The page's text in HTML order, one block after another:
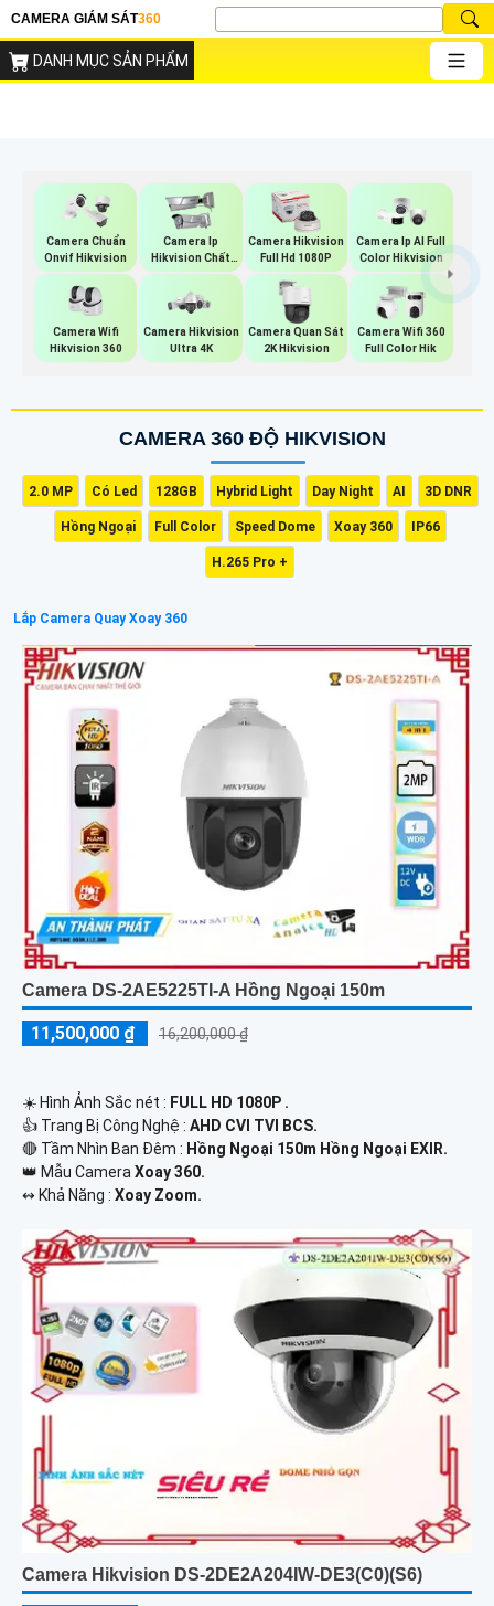
CAMERA GIÁM SÁT360
DANH MỤC SẢN PHẨM
Camera Chuẩn
Onvif Hikvision
Camera Ip
Hikvision Chất
Lượng
Camera Hikvision
Full Hd 1080P
Camera Ip AI Full
Color Hikvision
Camera Wifi
Hikvision 360
Camera Hikvision
Ultra 4K
Camera Quan Sát
2K Hikvision
Camera Wifi 360
Full Color Hik
CAMERA 360 ĐỘ HIKVISION
2.0 MP Có Led 128GB Hybrid Light Day Night AI 3D DNR
Hồng Ngoại Full Color Speed Dome Xoay 360 IP66
H.265 Pro +
Lắp Camera Quay Xoay 360
Camera DS-2AE5225TI-A Hồng Ngoại 150m
11,500,000 ₫ 16,200,000 ₫
☀️ Hình Ảnh Sắc nét : FULL HD 1080P .
👍 Trang Bị Công Nghệ : AHD CVI TVI BCS.
🔴 Tầm Nhìn Ban Đêm : Hồng Ngoại 150m Hồng Ngoại EXIR.
👑 Mẫu CameraXoay 360.
️↭ Khả Năng : Xoay Zoom.
Camera Hikvision DS-2DE2A204IW-DE3(C0)(S6)